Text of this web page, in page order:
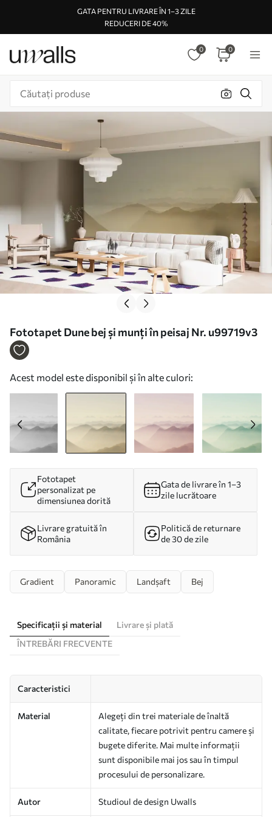
GATA PENTRU LIVRARE ÎN 1–3 ZILE
REDUCERI DE 40%
0 0
Fototapet Dune bej și munți în peisaj Nr. u99719v3
Acest model este disponibil și în alte culori:
Fototapet
personalizat pe
dimensiunea dorită
Gata de livrare în 1–3
zile lucrătoare
Livrare gratuită în
România
Politică de returnare
de 30 de zile
Gradient Panoramic Landșaft Bej
Specificații și material
Livrare și plată
ÎNTREBĂRI FRECVENTE
Caracteristici
Material
Alegeți din trei materiale de înaltă
calitate, fiecare potrivit pentru camere și
bugete diferite. Mai multe informații
sunt disponibile mai jos sau în timpul
procesului de personalizare.
Autor Studioul de design Uwalls